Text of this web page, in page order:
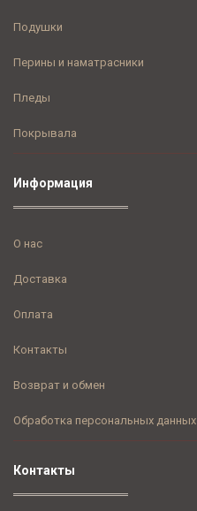
Контакты
Подушки
Перины и наматрасники
Пледы
Покрывала
Информация
О нас
Доставка
Оплата
Контакты
Возврат и обмен
Обработка персональных данных